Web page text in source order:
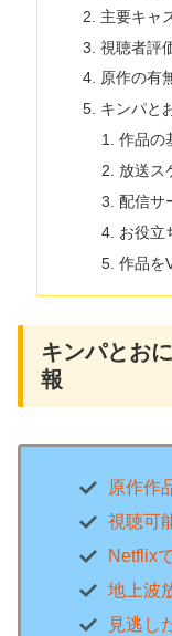
主要キャ
視聴者評
原作の有
キンパと
作品の
放送ス
配信サ
お役立
作品を
キンパとお
報
原作作
視聴可
Netflix
地上波
見逃し